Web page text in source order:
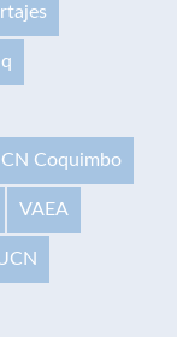
Coquimbo
VAEA